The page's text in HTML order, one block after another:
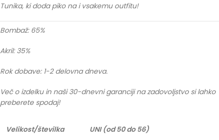
Tunika, ki doda piko na i vsakemu outfitu!
Bombaž: 65%
Akril: 35%
Rok dobave: 1-2 delovna dneva.
Več o izdelku in naši 30-dnevni garanciji na zadovoljstvo si lahko
preberete spodaj!
Velikost/številka UNI (od 50 do 56)